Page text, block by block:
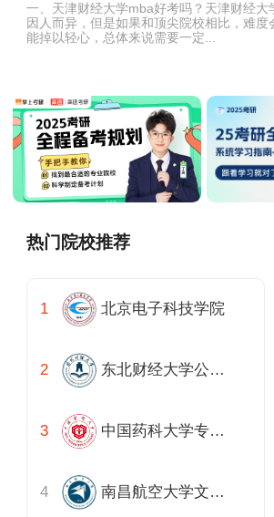
一、天津财经大学mba好考吗？天津财经大
因人而异，但是如果和顶尖院校相比，难度
能掉以轻心，总体来说需要一定...
热门院校推荐
北京电子科技学院
东北财经大学公共管理学院
中国药科大学专业学位
南昌航空大学文法学院